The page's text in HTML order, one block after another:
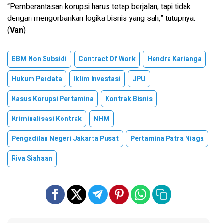
“Pemberantasan korupsi harus tetap berjalan, tapi tidak
dengan mengorbankan logika bisnis yang sah,” tutupnya.
(Van)
BBM Non Subsidi Contract Of Work
Hendra Karianga
Hukum Perdata
Iklim Investasi
JPU
Kasus Korupsi Pertamina
Kontrak Bisnis
Kriminalisasi Kontrak
NHM
Pengadilan Negeri Jakarta Pusat
Pertamina Patra Niaga
Riva Siahaan